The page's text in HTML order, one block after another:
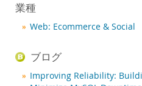
導入事例
カテゴリ別:
国別
業種
Web: Ecommerce & Social
ブログ
Improving Reliability: